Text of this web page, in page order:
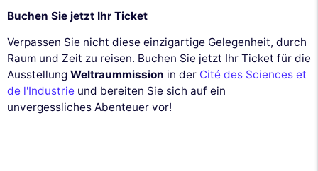
Buchen Sie jetzt Ihr Ticket
Verpassen Sie nicht diese einzigartige Gelegenheit, durch
Raum und Zeit zu reisen. Buchen Sie jetzt Ihr Ticket für die
Ausstellung Weltraummission in der Cité des Sciences et
de l'Industrie und bereiten Sie sich auf ein
unvergessliches Abenteuer vor!